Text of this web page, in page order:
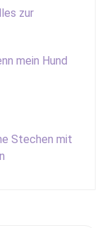
zur
mein Hund
Stechen mit